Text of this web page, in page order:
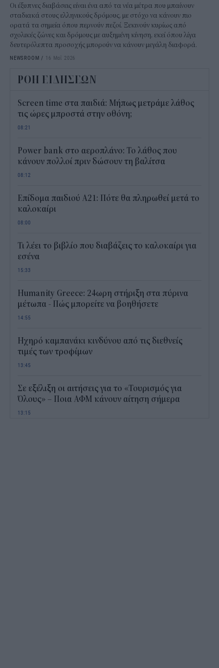
Οι έξυπνες διαβάσεις είναι ένα από τα νέα μέτρα που μπαίνουν
σταδιακά στους ελληνικούς δρόμους, με στόχο να κάνουν πιο
ορατά τα σημεία όπου περνούν πεζοί. Ξεκινούν κυρίως από
σχολικές ζώνες και δρόμους με αυξημένη κίνηση, εκεί όπου λίγα
δευτερόλεπτα προσοχής μπορούν να κάνουν μεγάλη διαφορά.
NEWSROOM / 16 Μαΐ 2026
ΡΟΗ ΕΙΔΗΣΕΩΝ
Screen time στα παιδιά: Μήπως μετράμε λάθος
τις ώρες μπροστά στην οθόνη;
08:21
Power bank στο αεροπλάνο: Το λάθος που
κάνουν πολλοί πριν δώσουν τη βαλίτσα
08:12
Επίδομα παιδιού Α21: Πότε θα πληρωθεί μετά το
καλοκαίρι
08:00
Τι λέει το βιβλίο που διαβάζεις το καλοκαίρι για
εσένα
15:33
Humanity Greece: 24ωρη στήριξη στα πύρινα
μέτωπα - Πώς μπορείτε να βοηθήσετε
14:55
Ηχηρό καμπανάκι κινδύνου από τις διεθνείς
τιμές των τροφίμων
13:45
Σε εξέλιξη οι αιτήσεις για το «Τουρισμός για
Όλους» – Ποια ΑΦΜ κάνουν αίτηση σήμερα
13:15